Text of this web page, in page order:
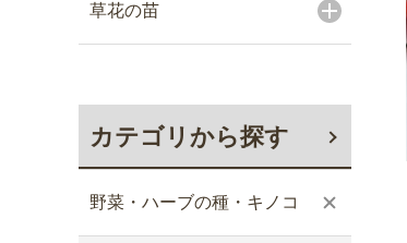
草花の苗
カテゴリから探す
野菜・ハーブの種・キノコ